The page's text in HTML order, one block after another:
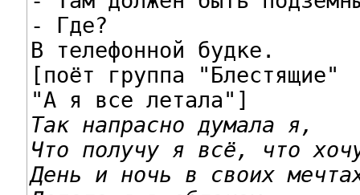
- Где?
В телефонной будке.
[поёт группа "Блестящие"
Так напрасно думала я,
Что получу я всё, что
День и ночь в своих